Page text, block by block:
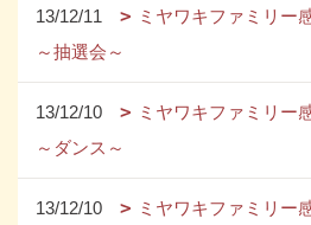
13/12/11
ミヤワキファミリー
～抽選会～
13/12/10
ミヤワキファミリー
～ダンス～
13/12/10
ミヤワキファミリー